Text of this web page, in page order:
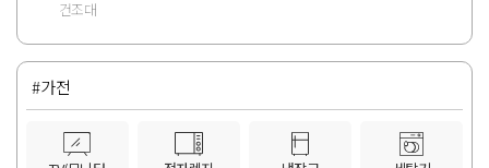
건조대
#가전